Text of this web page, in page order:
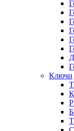
Ключи